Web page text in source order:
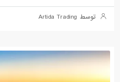
توسط Artida Trading